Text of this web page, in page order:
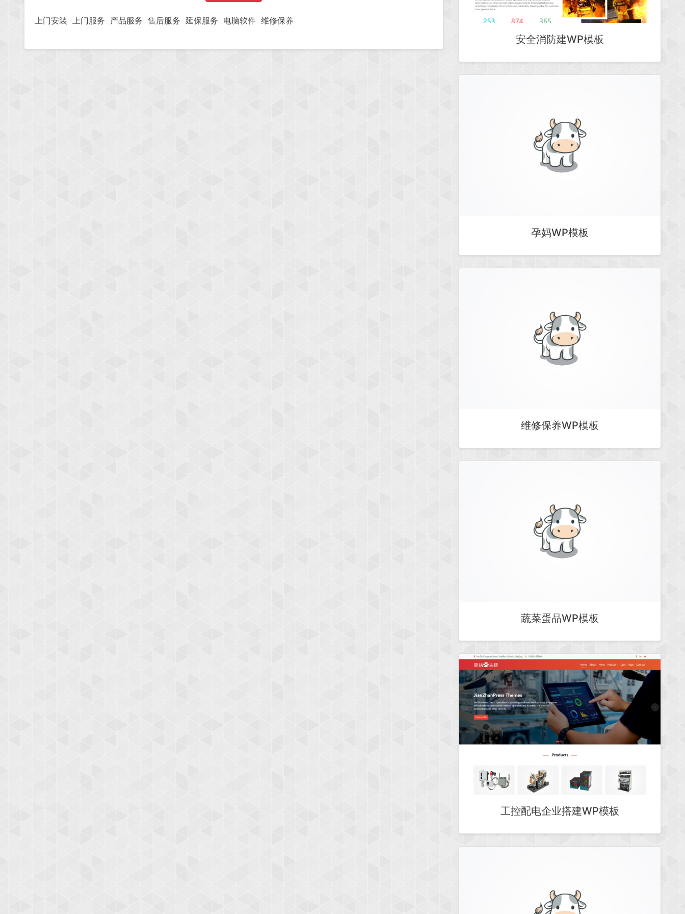
上门安装 上门服务 产品服务 售后服务 延保服务 电脑软件 维修保养
安全消防建WP模板
孕妈WP模板
维修保养WP模板
蔬菜蛋品WP模板
工控配电企业搭建WP模板